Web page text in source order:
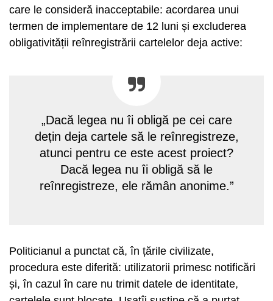
care le consideră inacceptabile: acordarea unui
termen de implementare de 12 luni și excluderea
obligativității reînregistrării cartelelor deja active:
„Dacă legea nu îi obligă pe cei care
dețin deja cartele să le reînregistreze,
atunci pentru ce este acest proiect?
Dacă legea nu îi obligă să le
reînregistreze, ele rămân anonime.”
Politicianul a punctat că, în țările civilizate,
procedura este diferită: utilizatorii primesc notificări
și, în cazul în care nu trimit datele de identitate,